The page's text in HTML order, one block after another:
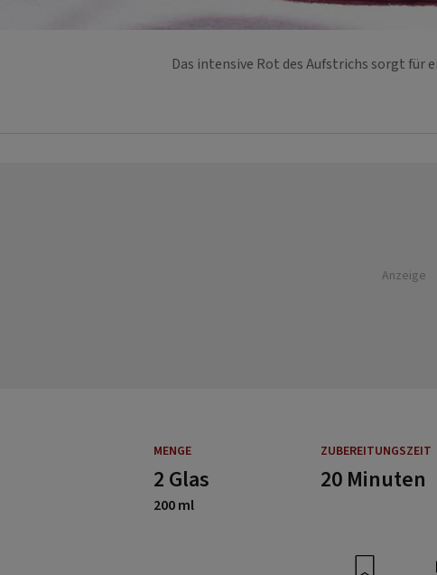
Das intensive Rot des Aufstrichs sorgt für
Anzeige
MENGE ZUBEREITUNGSZEIT
2 Glas
200 ml
20 Minuten